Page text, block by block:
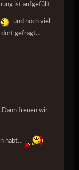
ist aufgefüllt
und noch viel
dort gefragt…
freuen wir
habt…